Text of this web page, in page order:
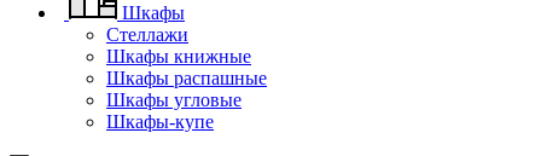
Шкафы
Стеллажи
Шкафы книжные
Шкафы распашные
Шкафы угловые
Шкафы-купе